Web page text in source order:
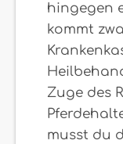
hingegen
kommt
Zuge des
musst du